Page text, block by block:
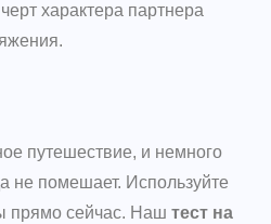
характера партнера
путешествие, и немного
не помешает. Используйте
прямо сейчас. Наш тест на